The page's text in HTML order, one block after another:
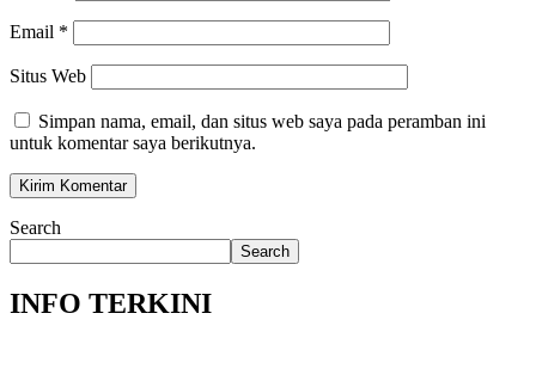
Email *
Situs Web
Simpan nama, email, dan situs web saya pada peramban ini
untuk komentar saya berikutnya.
Search
Search
INFO TERKINI